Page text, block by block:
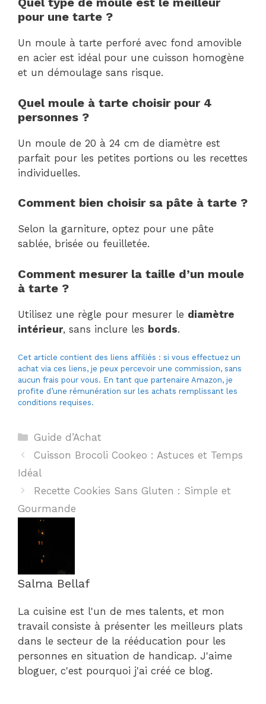
pour une tarte ?
Un moule à tarte perforé avec fond amovible
en acier est idéal pour une cuisson homogène
et un démoulage sans risque.
Quel moule à tarte choisir pour 4
personnes ?
Un moule de 20 à 24 cm de diamètre est
parfait pour les petites portions ou les recettes
individuelles.
Comment bien choisir sa pâte à tarte ?
Selon la garniture, optez pour une pâte
sablée, brisée ou feuilletée.
Comment mesurer la taille d’un moule
à tarte ?
Utilisez une règle pour mesurer le diamètre
intérieur, sans inclure les bords.
Cet article contient des liens affiliés : si vous effectuez un
achat via ces liens, je peux percevoir une commission, sans
aucun frais pour vous. En tant que partenaire Amazon, je
profite d’une rémunération sur les achats remplissant les
conditions requises.
Catégories
Guide d’Achat
Cuisson Brocoli Cookeo : Astuces et Temps
Idéal
Recette Cookies Sans Gluten : Simple et
Gourmande
Salma Bellaf
La cuisine est l'un de mes talents, et mon
travail consiste à présenter les meilleurs plats
dans le secteur de la rééducation pour les
personnes en situation de handicap. J'aime
bloguer, c'est pourquoi j'ai créé ce blog.